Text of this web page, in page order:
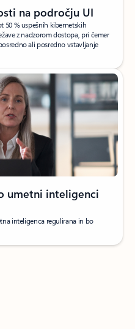
na področju UI
50 % uspešnih kibernetskih
z nadzorom dostopa, pri čemer
ali posredno vstavljanje
umetni inteligenci
inteligenca regulirana in bo